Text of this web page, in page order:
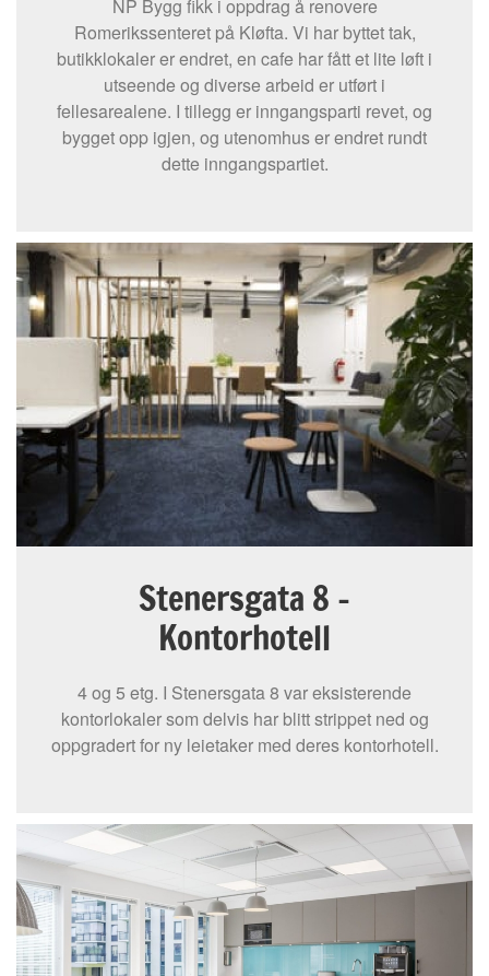
NP Bygg fikk i oppdrag å renovere
Romerikssenteret på Kløfta. Vi har byttet tak,
butikklokaler er endret, en cafe har fått et lite løft i
utseende og diverse arbeid er utført i
fellesarealene. I tillegg er inngangsparti revet, og
bygget opp igjen, og utenomhus er endret rundt
dette inngangspartiet.
Stenersgata 8 -
Kontorhotell
4 og 5 etg. I Stenersgata 8 var eksisterende
kontorlokaler som delvis har blitt strippet ned og
oppgradert for ny leietaker med deres kontorhotell.